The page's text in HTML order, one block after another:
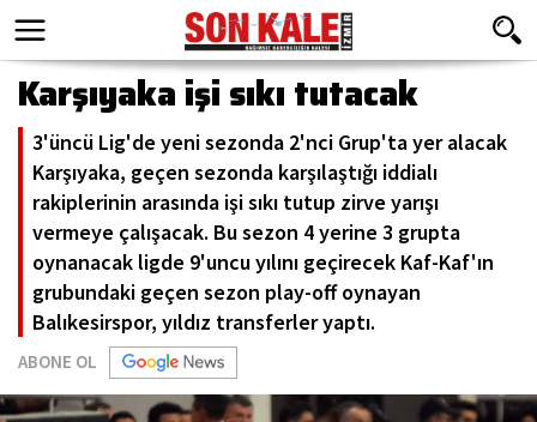
Karşıyaka işi sıkı tutacak
3'üncü Lig'de yeni sezonda 2'nci Grup'ta yer alacak
Karşıyaka, geçen sezonda karşılaştığı iddialı
rakiplerinin arasında işi sıkı tutup zirve yarışı
vermeye çalışacak. Bu sezon 4 yerine 3 grupta
oynanacak ligde 9'uncu yılını geçirecek Kaf-Kaf'ın
grubundaki geçen sezon play-off oynayan
Balıkesirspor, yıldız transferler yaptı.
ABONE OL